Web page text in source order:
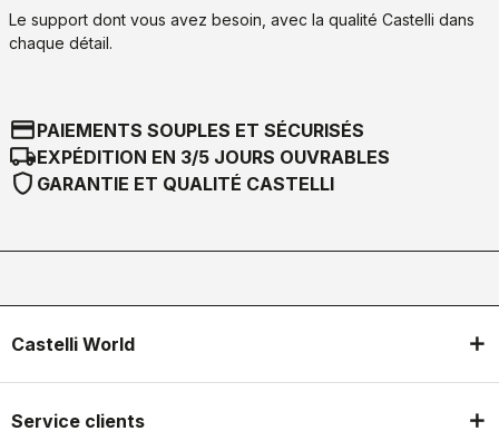
Le support dont vous avez besoin, avec la qualité Castelli dans
chaque détail.
credit_cardPAIEMENTS SOUPLES ET SÉCURISÉS
local_shippingEXPÉDITION EN 3/5 JOURS OUVRABLES
shield GARANTIE ET QUALITÉ CASTELLI
Castelli World
Service clients